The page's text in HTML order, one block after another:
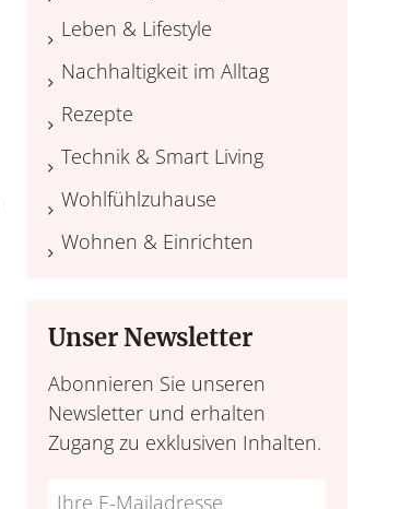
Leben & Lifestyle
Nachhaltigkeit im Alltag
Rezepte
Technik & Smart Living
Wohlfühlzuhause
Wohnen & Einrichten
Unser Newsletter
Abonnieren Sie unseren
Newsletter und erhalten
Zugang zu exklusiven Inhalten.
Do
*Ihre